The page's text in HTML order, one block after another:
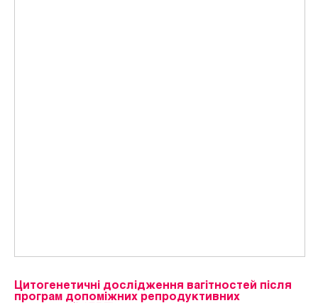
Цитогенетичні дослідження вагітностей після
програм допоміжних репродуктивних